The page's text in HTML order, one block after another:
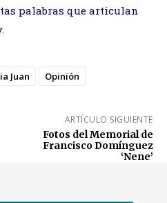
palabras que articulan
Juan Opinión
ARTÍCULO SIGUIENTE
Fotos del Memorial de
Francisco Domínguez
‘Nene’